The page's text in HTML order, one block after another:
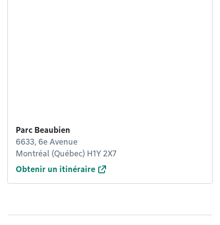
Parc Beaubien
6633, 6e Avenue
Montréal (Québec) H1Y 2X7
Obtenir un itinéraire